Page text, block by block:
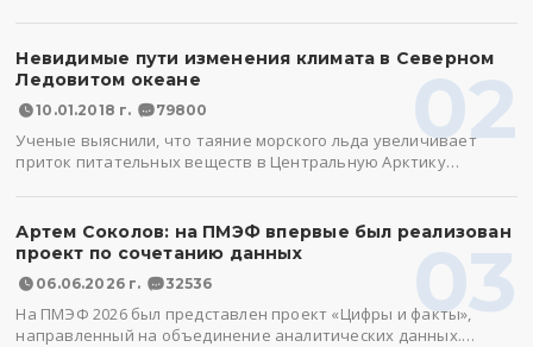
02
Невидимые пути изменения климата в Северном
Ледовитом океане
10.01.2018 г. 79800
Ученые выяснили, что таяние морского льда увеличивает
приток питательных веществ в Центральную Арктику…
03
Артем Соколов: на ПМЭФ впервые был реализован
проект по сочетанию данных
06.06.2026 г. 32536
На ПМЭФ 2026 был представлен проект «Цифры и факты»,
направленный на объединение аналитических данных.…